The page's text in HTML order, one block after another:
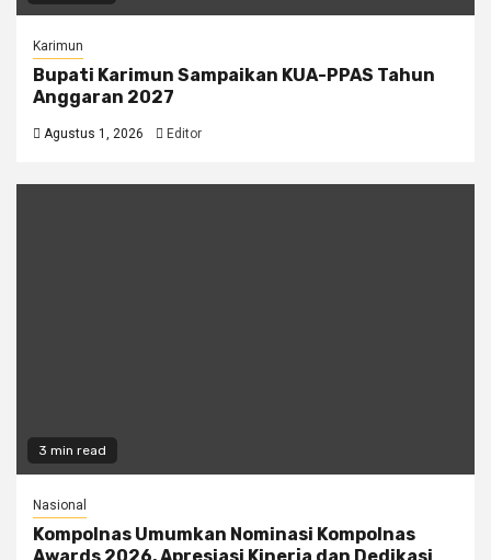
Karimun
Bupati Karimun Sampaikan KUA-PPAS Tahun
Anggaran 2027
Agustus 1, 2026 Editor
3 min read
Nasional
Kompolnas Umumkan Nominasi Kompolnas